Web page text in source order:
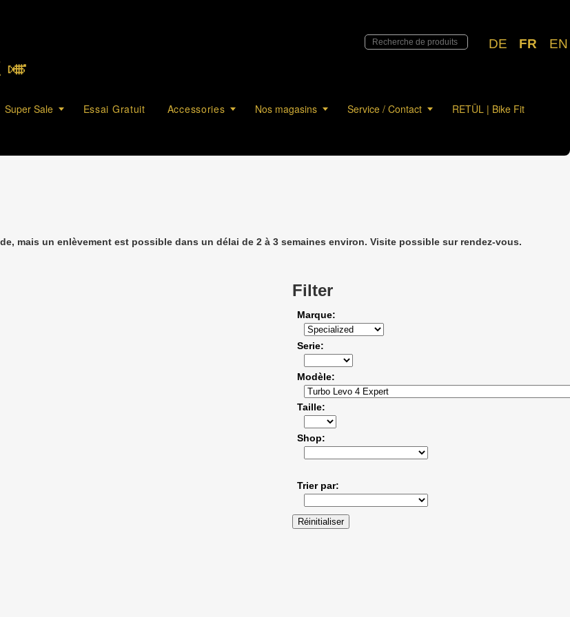
DE FR EN
🎺︎
Super Sale Essai Gratuit Accessories Nos magasins Service / Contact RETÜL | Bike Fit
mais un enlèvement est possible dans un délai de 2 à 3 semaines environ. Visite possible sur rendez-vous.
Filter
Marque
Serie
Modèle
Taille
Shop
Trier par